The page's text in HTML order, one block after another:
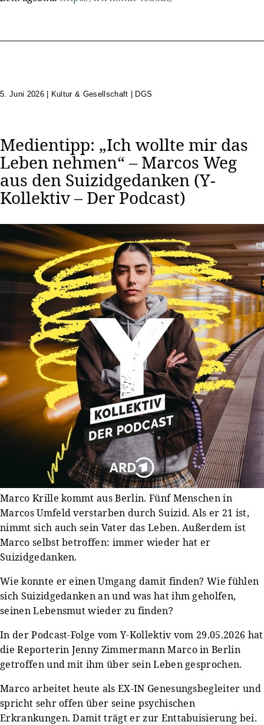
5. Juni 2026| Kultur & Gesellschaft | DGS
Medientipp: „Ich wollte mir das
Leben nehmen“ – Marcos Weg
aus den Suizidgedanken (Y-
Kollektiv – Der Podcast)
Marco Krille kommt aus Berlin. Fünf Menschen in
Marcos Umfeld verstarben durch Suizid. Als er 21 ist,
nimmt sich auch sein Vater das Leben. Außerdem ist
Marco selbst betroffen: immer wieder hat er
Suizidgedanken.
Wie konnte er einen Umgang damit finden? Wie fühlen
sich Suizidgedanken an und was hat ihm geholfen,
seinen Lebensmut wieder zu finden?
In der Podcast-Folge vom Y-Kollektiv vom 29.05.2026 hat
die Reporterin Jenny Zimmermann Marco in Berlin
getroffen und mit ihm über sein Leben gesprochen.
Marco arbeitet heute als EX-IN Genesungsbegleiter und
spricht sehr offen über seine psychischen
Erkrankungen. Damit trägt er zur Enttabuisierung bei.